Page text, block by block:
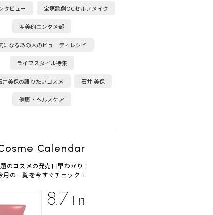
タビュー 宝塚歌劇OGセルフメイク
＃美的エンタメ部
になるあの人のビューティレシピ
ライフスタイル特集
井美保の語りたいコスメ 石井 美保
健康・ヘルスケア
Calendar
のコスメの発売日早わかり！
月の一覧を今すぐチェック！
8.7 Fri